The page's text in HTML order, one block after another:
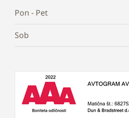
Pon - Pet
Sob